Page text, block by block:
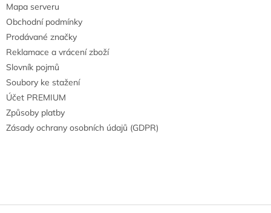
Mapa serveru
Obchodní podmínky
Prodávané značky
Reklamace a vrácení zboží
Slovník pojmů
Soubory ke stažení
Účet PREMIUM
Způsoby platby
Zásady ochrany osobních údajů (GDPR)